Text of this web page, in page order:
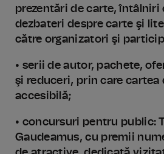
prezentări de carte,
dezbateri despre carte şi
către organizatori şi
• serii de autor, pachete,
şi reduceri, prin care cartea
accesibilă;
• concursuri pentru public:
Gaudeamus, cu premii